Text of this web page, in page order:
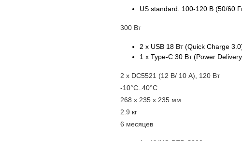
US standard: 100-120 В (50/60
300 Вт
2 x USB 18 Вт (Quick Charge
1 x Type-C 30 Вт (Power
2 x DC5521 (12 В/ 10 A), 120 Вт
-10°C..40°C
268 x 235 x 235 мм
2.9 кг
6 месяцев